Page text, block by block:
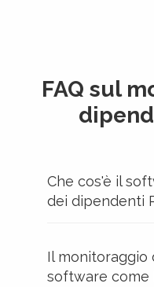
FAQ sul
Che cos'è il
dei dipendenti
Il monitoraggio
software come